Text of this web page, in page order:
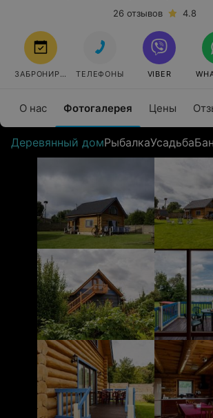
О нас Фотогалерея Цены
26 отзывов
4.8
ЗАБРОНИРОВАТЬТЕЛЕФОНЫ VIBER
Деревянный домРыбалкаУсадьба